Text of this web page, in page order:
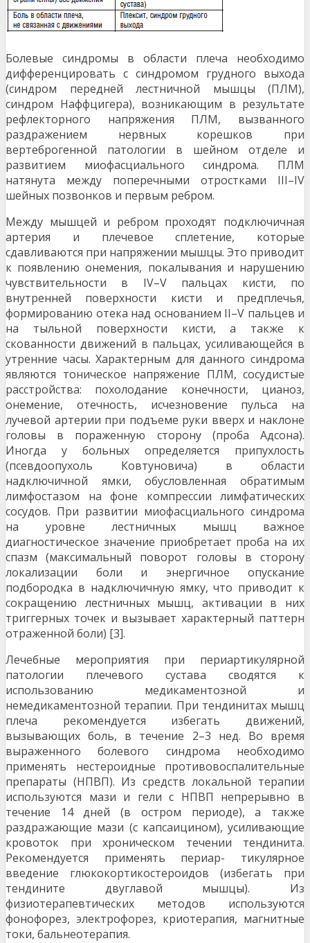
Болевые синдромы в области плеча необходимо
дифференцировать с синдромом грудного выхода
(синдром передней лестничной мышцы (ПЛМ),
синдром Наффцигера), возникающим в результате
рефлекторного напряжения ПЛМ, вызванного
раздражением нервных корешков при
вертеброгенной патологии в шейном отделе и
развитием миофасциального синдрома. ПЛМ
натянута между поперечными отростками III–IV
шейных позвонков и первым ребром.
Между мышцей и ребром проходят подключичная
артерия и плечевое сплетение, которые
сдавливаются при напряжении мышцы. Это приводит
к появлению онемения, покалывания и нарушению
чувствительности в IV–V пальцах кисти, по
внутренней поверхности кисти и предплечья,
формированию отека над основанием II–V пальцев и
на тыльной поверхности кисти, а также к
скованности движений в пальцах, усиливающейся в
утренние часы. Характерным для данного синдрома
являются тоническое напряжение ПЛМ, сосудистые
расстройства: похолодание конечности, цианоз,
онемение, отечность, исчезновение пульса на
лучевой артерии при подъеме руки вверх и наклоне
головы в пораженную сторону (проба Адсона).
Иногда у больных определяется припухлость
(псевдоопухоль Ковтуновича) в области
надключичной ямки, обусловленная обратимым
лимфостазом на фоне компрессии лимфатических
сосудов. При развитии миофасциального синдрома
на уровне лестничных мышц важное
диагностическое значение приобретает проба на их
спазм (максимальный поворот головы в сторону
локализации боли и энергичное опускание
подбородка в надключичную ямку, что приводит к
сокращению лестничных мышц, активации в них
триггерных точек и вызывает характерный паттерн
отраженной боли) [3].
Лечебные мероприятия при периартикулярной
патологии плечевого сустава сводятся к
использованию медикаментозной и
немедикаментозной терапии. При тендинитах мышц
плеча рекомендуется избегать движений,
вызывающих боль, в течение 2–3 нед. Во время
выраженного болевого синдрома необходимо
применять нестероидные противовоспалительные
препараты (НПВП). Из средств локальной терапии
используются мази и гели с НПВП непрерывно в
течение 14 дней (в остром периоде), а также
раздражающие мази (с капсаицином), усиливающие
кровоток при хроническом течении тендинита.
Рекомендуется применять периар- тикулярное
введение глюкокортикостероидов (избегать при
тендините двуглавой мышцы). Из
физиотерапевтических методов используются
фонофорез, электрофорез, криотерапия, магнитные
токи, бальнеотерапия.